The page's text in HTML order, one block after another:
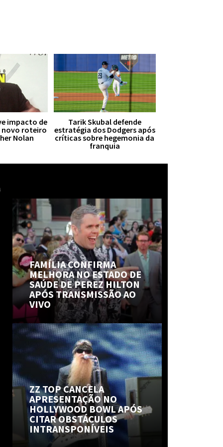
impacto de
novo roteiro
Nolan
Tarik Skubal defende
estratégia dos Dodgers após
críticas sobre hegemonia da
franquia
FAMÍLIA CONFIRMA
MELHORA NO ESTADO DE
SAÚDE DE PEREZ HILTON
APÓS TRANSMISSÃO AO
VIVO
ZZ TOP CANCELA
APRESENTAÇÃO NO
HOLLYWOOD BOWL APÓS
CITAR OBSTÁCULOS
INTRANSPONÍVEIS